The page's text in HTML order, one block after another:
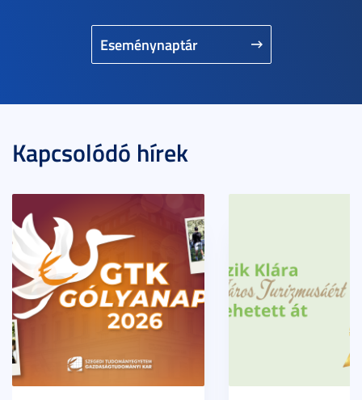
Eseménynaptár
Kapcsolódó hírek